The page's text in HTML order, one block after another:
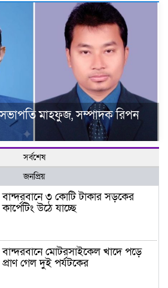
সভাপতি মাহফুজ, সম্পাদক রিপন
সর্বশেষ
জনপ্রিয়
বান্দরবানে ৩ কোটি টাকার সড়কের
কার্পেটিং উঠে যাচ্ছে
বান্দরবানে মোটরসাইকেল খাদে পড়ে
প্রাণ গেল দুই পর্যটকের